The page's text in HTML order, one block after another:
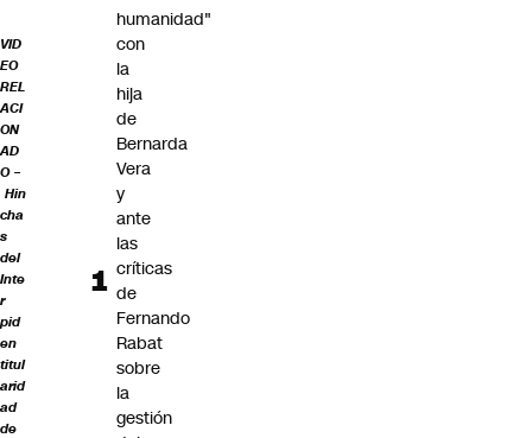
VID
EO
REL
ACI
ON
AD
O –
Hin
cha
s
del
Inte
r
pid
en
titul
arid
ad
de
humanidad"
con
la
hija
de
Bernarda
Vera
y
ante
las
críticas
de
Fernando
Rabat
sobre
la
gestión